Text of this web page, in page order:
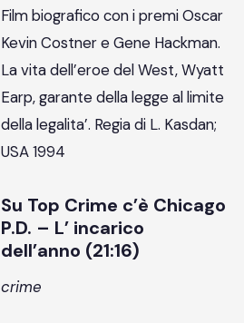
Film biografico con i premi Oscar
Kevin Costner e Gene Hackman.
La vita dell’eroe del West, Wyatt
Earp, garante della legge al limite
della legalita’. Regia di L. Kasdan;
USA 1994
Su Top Crime c’è Chicago
P.D. – L’ incarico
dell’anno (21:16)
crime